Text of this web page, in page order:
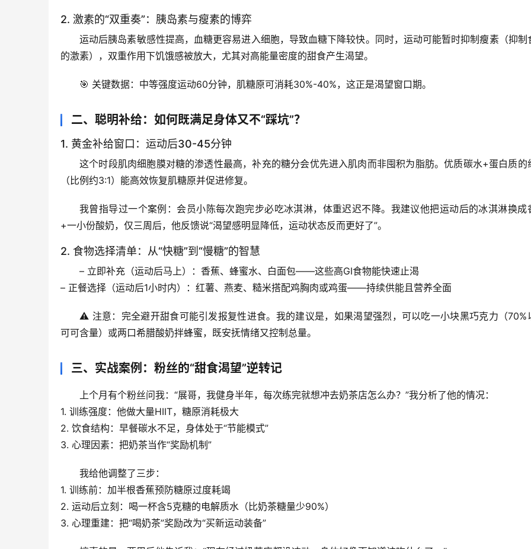
2. 激素的“双重奏”：胰岛素与瘦素的博弈
运动后胰岛素敏感性提高，血糖更容易进入细胞，导致血糖下降较快。同时，运动可能暂时抑制瘦素（抑制
的激素）， 双重作用下饥饿感被放大，尤其对高能量密度的甜食产生渴望。
🎯 关键数据：中等强度运动60分钟，肌糖原可消耗30%-40%，这正是渴望窗口期。
二、聪明补给：如何既满足身体又不“踩坑”？
1. 黄金补给窗口：运动后30-45分钟
这个时段肌肉细胞膜对糖的渗透性最高，补充的糖分会优先进入肌肉而非囤积为脂肪。优质碳水+蛋白质的
（比例约3:1）能高效恢复肌糖原并促进修复。
我曾指导过一个案例：会员小陈每次跑完步必吃冰淇淋，体重迟迟不降。我建议他把运动后的冰淇淋换成
+一小份酸奶，仅三周后，他反馈说“渴望感明显降低，运动状态反而更好了”。
2. 食物选择清单：从“快糖”到“慢糖”的智慧
– 立即补充（运动后马上）
：香蕉、蜂蜜水、白面包——这些高GI食物能快速止渴
– 正餐选择（运动后1小时内） ：红薯、燕麦、糙米搭配鸡胸肉或鸡蛋——持续供能且营养全面
⚠️ 注意：完全避开甜食可能引发报复性进食。我的建议是，如果渴望强烈，可以吃一小块黑巧克力（70%
可可含量）或两口希腊酸奶拌蜂蜜，既安抚情绪又控制总量。
三、实战案例：粉丝的“甜食渴望”逆转记
上个月有个粉丝问我：“展哥，我健身半年，每次练完就想冲去奶茶店怎么办？”我分析了他的情况：
1. 训练强度：他做大量HIIT，糖原消耗极大
2. 饮食结构 ：早餐碳水不足，身体处于“节能模式”
3. 心理因素：把奶茶当作“奖励机制”
我给他调整了三步：
1. 训练前：加半根香蕉预防糖原过度耗竭
2. 运动后立刻 ：喝一杯含5克糖的电解质水（比奶茶糖量少90%）
3. 心理重建：把“喝奶茶”奖励改为“买新运动装备”